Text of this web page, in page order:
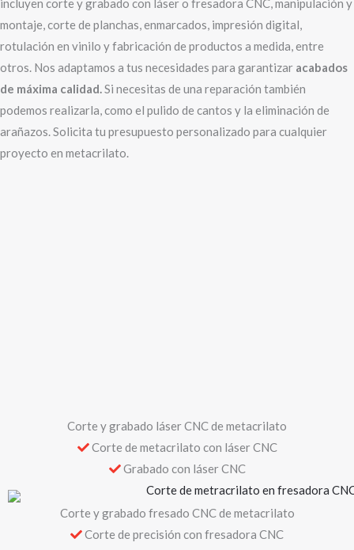
incluyen corte y grabado con láser o fresadora CNC, manipulación y
montaje, corte de planchas, enmarcados, impresión digital,
rotulación en vinilo y fabricación de productos a medida, entre
otros. Nos adaptamos a tus necesidades para garantizar acabados
de máxima calidad.Si necesitas de una reparación también
podemos realizarla, como el pulido de cantos y la eliminación de
arañazos. Solicita tu presupuesto personalizado para cualquier
proyecto en metacrilato.